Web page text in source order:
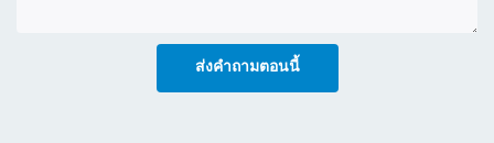
ส่งคำถามตอนนี้